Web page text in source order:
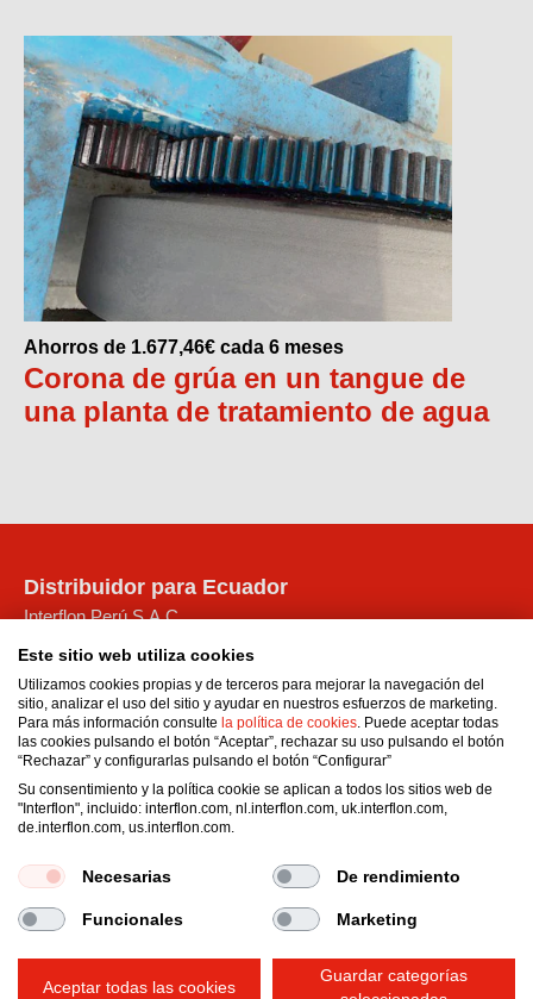
Ahorros de 1.677,46€ cada 6 meses
Corona de grúa en un tangue de
una planta de tratamiento de agua
Distribuidor para Ecuador
Interflon Perú S.A.C.
Calle Joaquin Capello No. 194
Municipalidad Metropolitana de Lima
Perú
Email:administracionperu1@interflon.com
Teléfono móvil
Phone:+51 957 972 916
Condiciones generales de venta
Declaración de privacidad
Impressum
Política de cookies
Este sitio web utiliza cookies
Utilizamos cookies propias y de terceros para mejorar la navegación del
sitio, analizar el uso del sitio y ayudar en nuestros esfuerzos de marketing.
Para más información consulte la política de cookies. Puede aceptar todas
las cookies pulsando el botón “Aceptar”, rechazar su uso pulsando el botón
“Rechazar” y configurarlas pulsando el botón “Configurar”
Su consentimiento y la política cookie se aplican a todos los sitios web de
"Interflon", incluido: interflon.com, nl.interflon.com, uk.interflon.com,
de.interflon.com, us.interflon.com.
Necesarias De rendimiento
Funcionales Marketing
Aceptar todas las cookies
Guardar categorías